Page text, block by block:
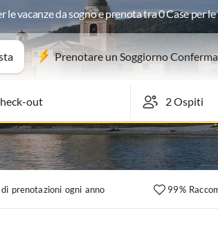
vacanze da sogno e prenota tra 0 Case per le
Prenotare un Soggiorno
out
prenotazioni ogni anno 99%